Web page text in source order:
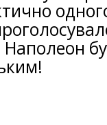
Наполеон